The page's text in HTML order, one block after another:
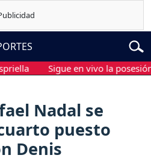
Sigue en vivo la posesión
Nadal se
puesto
Denis